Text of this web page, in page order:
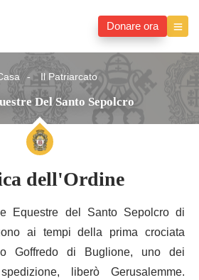
Donare ora
Il Patriarcato
Del Santo Sepolcro
dell'Ordine
Equestre del Santo Sepolcro di
ai tempi della prima crociata
Goffredo di Buglione, uno dei
liberò Gerusalemme.